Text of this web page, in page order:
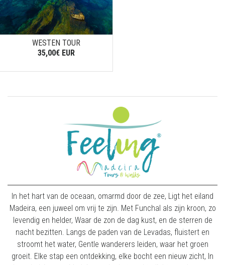
WESTEN TOUR
35,00€ EUR
In het hart van de oceaan, omarmd door de zee, Ligt het eiland
Madeira, een juweel om vrij te zijn. Met Funchal als zijn kroon, zo
levendig en helder, Waar de zon de dag kust, en de sterren de
nacht bezitten. Langs de paden van de Levadas, fluistert en
stroomt het water, Gentle wanderers leiden, waar het groen
groeit. Elke stap een ontdekking, elke bocht een nieuw zicht, In